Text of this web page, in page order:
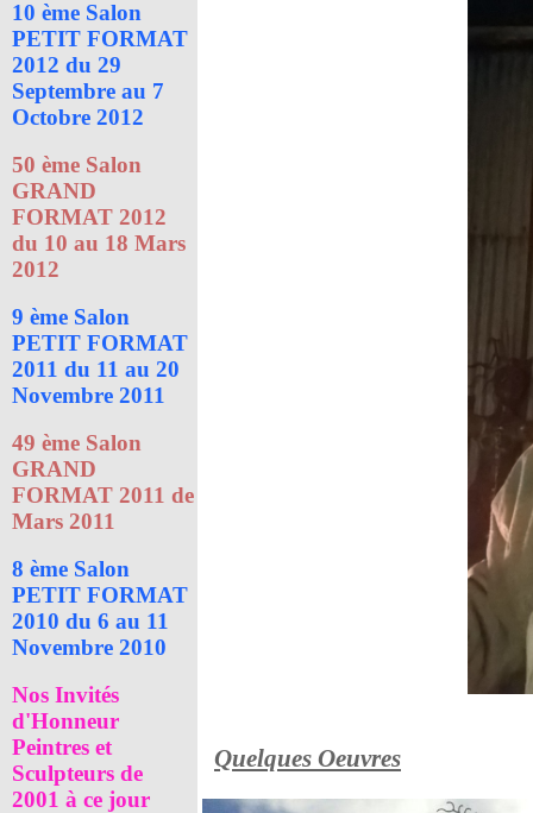
10 ème Salon
PETIT FORMAT
2012 du 29
Septembre au 7
Octobre 2012
50 ème Salon
GRAND
FORMAT 2012
du 10 au 18 Mars
2012
9 ème Salon
PETIT FORMAT
2011 du 11 au 20
Novembre 2011
49 ème Salon
GRAND
FORMAT 2011 de
Mars 2011
8 ème Salon
PETIT FORMAT
2010 du 6 au 11
Novembre 2010
Nos Invités
d'Honneur
Peintres et
Sculpteurs de
2001 à ce jour
Quelques Oeuvres